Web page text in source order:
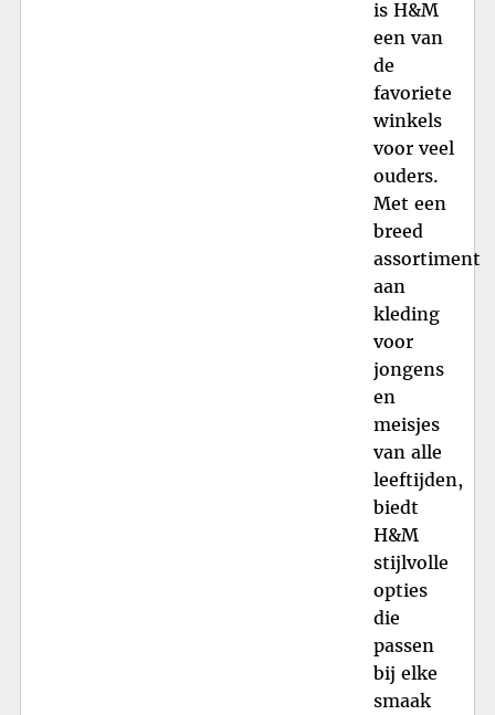
is H&M
een van
de
favoriete
winkels
voor veel
ouders.
Met een
breed
assortiment
aan
kleding
voor
jongens
en
meisjes
van alle
leeftijden,
biedt
H&M
stijlvolle
opties
die
passen
bij elke
smaak